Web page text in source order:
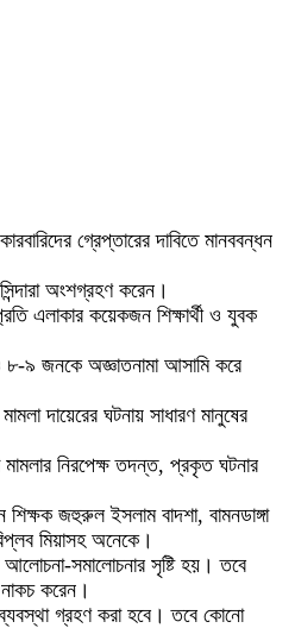
গ্রেপ্তারের দাবিতে মানববন্ধন
অংশগ্রহণ করেন।
এলাকার কয়েকজন শিক্ষার্থী ও যুবক
৯ জনকে অজ্ঞাতনামা আসামি করে
দায়েরের ঘটনায় সাধারণ মানুষের
মামলার নিরপেক্ষ তদন্ত, প্রকৃত ঘটনার
জহুরুল ইসলাম বাদশা, বামনডাঙ্গা
মিয়াসহ অনেকে।
সমালোচনার সৃষ্টি হয়। তবে
করেন।
গ্রহণ করা হবে। তবে কোনো